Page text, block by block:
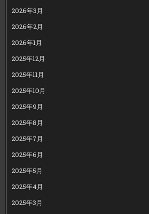
2026年3月
2026年2月
2026年1月
2025年12月
2025年11月
2025年10月
2025年9月
2025年8月
2025年7月
2025年6月
2025年5月
2025年4月
2025年3月